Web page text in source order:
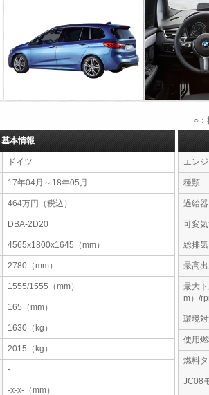
○
基本情報
ドイツ
17年04月～18年05月
464万円（税込）
DBA-2D20
4565x1800x1645（mm）
2780（mm）
1555/1555（mm）
165（mm）
1630（kg）
2015（kg）
-
-x-x-（mm）
エン
種類
過給器
可変
総排
最高
最大
m）/
環境
使用
燃料
JC08